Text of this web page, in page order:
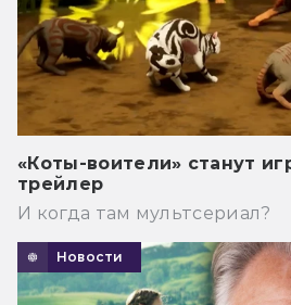
«Коты-воители» станут
трейлер
И когда там мультсериал?
Новости